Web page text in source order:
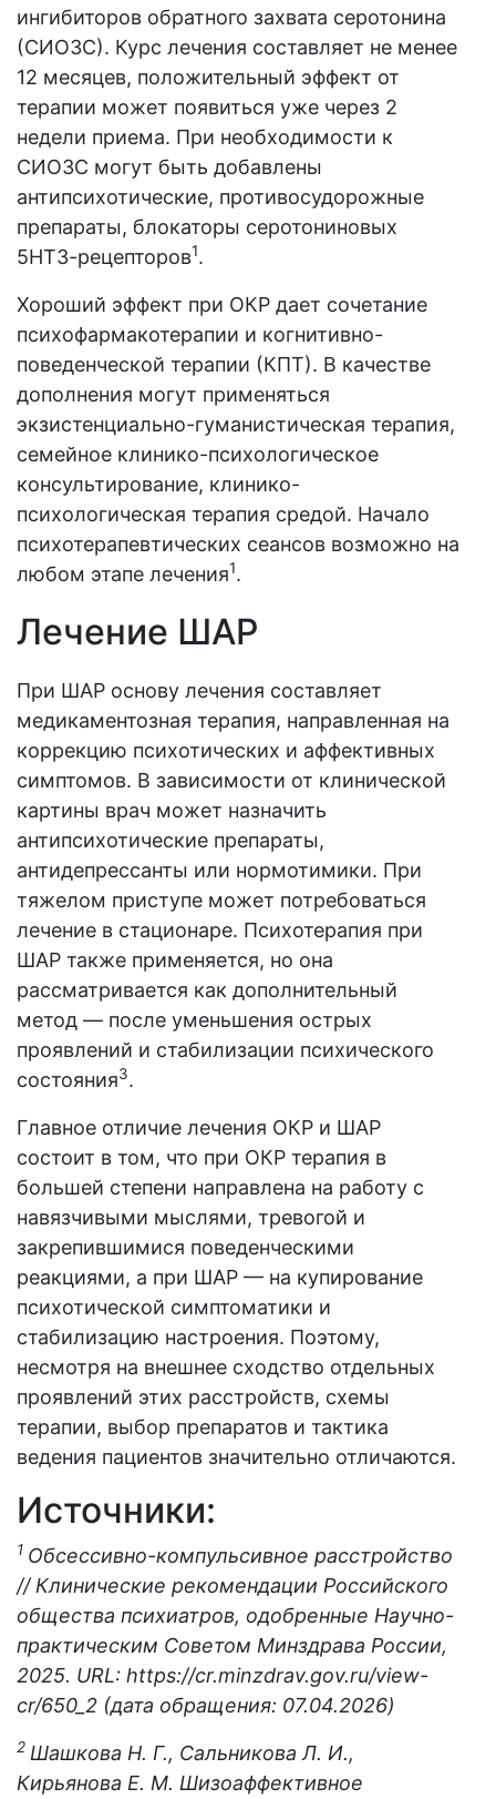
ингибиторов обратного захвата серотонина
(СИОЗС). Курс лечения составляет не менее
12 месяцев, положительный эффект от
терапии может появиться уже через 2
недели приема. При необходимости к
СИОЗС могут быть добавлены
антипсихотические, противосудорожные
препараты, блокаторы серотониновых
5НТ3-рецепторов1.
Хороший эффект при ОКР дает сочетание
психофармакотерапии и когнитивно-
поведенческой терапии (КПТ). В качестве
дополнения могут применяться
экзистенциально-гуманистическая терапия,
семейное клинико-психологическое
консультирование, клинико-
психологическая терапия средой. Начало
психотерапевтических сеансов возможно на
любом этапе лечения1.
Лечение ШАР
При ШАР основу лечения составляет
медикаментозная терапия, направленная на
коррекцию психотических и аффективных
симптомов. В зависимости от клинической
картины врач может назначить
антипсихотические препараты,
антидепрессанты или нормотимики. При
тяжелом приступе может потребоваться
лечение в стационаре. Психотерапия при
ШАР также применяется, но она
рассматривается как дополнительный
метод — после уменьшения острых
проявлений и стабилизации психического
состояния3.
Главное отличие лечения ОКР и ШАР
состоит в том, что при ОКР терапия в
большей степени направлена на работу с
навязчивыми мыслями, тревогой и
закрепившимися поведенческими
реакциями, а при ШАР — на купирование
психотической симптоматики и
стабилизацию настроения. Поэтому,
несмотря на внешнее сходство отдельных
проявлений этих расстройств, схемы
терапии, выбор препаратов и тактика
ведения пациентов значительно отличаются.
Источники:
1 Обсессивно-компульсивное расстройство
// Клинические рекомендации Российского
общества психиатров, одобренные Научно-
практическим Советом Минздрава России,
2025. URL: https://cr.minzdrav.gov.ru/view-
cr/650_2 (дата обращения: 07.04.2026)
2 Шашкова Н. Г., Сальникова Л. И.,
Кирьянова Е. М. Шизоаффективное